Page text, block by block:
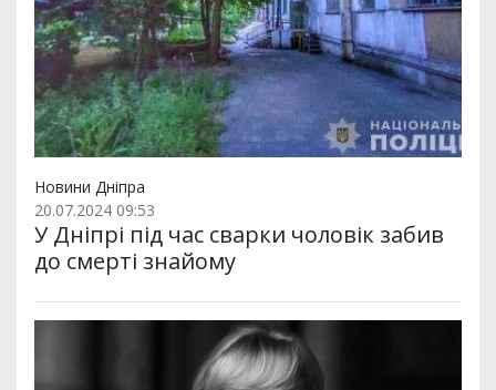
Новини Дніпра
20.07.2024 09:53
У Дніпрі під час сварки чоловік забив
до смерті знайому